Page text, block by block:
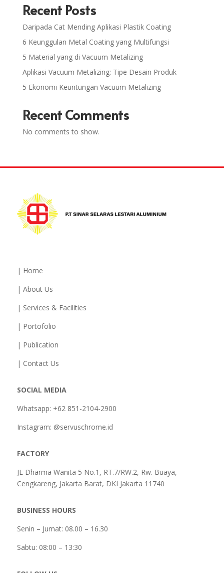
Recent Posts
Daripada Cat Mending Aplikasi Plastik Coating
6 Keunggulan Metal Coating yang Multifungsi
5 Material yang di Vacuum Metalizing
Aplikasi Vacuum Metalizing: Tipe Desain Produk
5 Ekonomi Keuntungan Vacuum Metalizing
Recent Comments
No comments to show.
| Home
| About Us
| Services & Facilities
| Portofolio
| Publication
| Contact Us
SOCIAL MEDIA
Whatsapp: +62 851-2104-2900
Instagram: @servuschrome.id
FACTORY
JL Dharma Wanita 5 No.1, RT.7/RW.2, Rw. Buaya,
Cengkareng, Jakarta Barat, DKI Jakarta 11740
BUSINESS HOURS
Senin – Jumat: 08.00 – 16.30
Sabtu: 08:00 – 13:30